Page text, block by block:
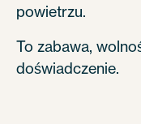
powietrzu.
To zabawa,
doświadczenie.